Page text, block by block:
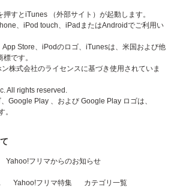
押すとiTunes （外部サイト）が起動します。
、iPod touch、iPadまたはAndroidでご利用い
App Store、iPodのロゴ、iTunesは、米国および他
です。
株式会社のライセンスに基づき使用されていま
All rights reserved.
Google Play 、および Google Play ロゴは、
。
Yahoo!フリマからのお知らせ
Yahoo!フリマ特集 カテゴリ一覧